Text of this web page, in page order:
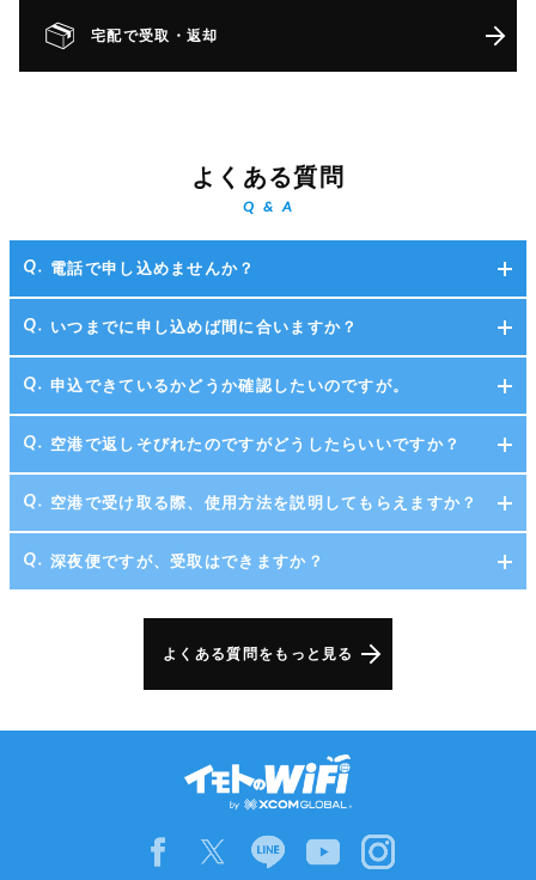
宅配で受取・返却
よくある質問
Q & A
電話で申し込めませんか？
いつまでに申し込めば間に合いますか？
申込できているかどうか確認したいのですが。
空港で返しそびれたのですがどうしたらいいですか？
空港で受け取る際、使用方法を説明してもらえますか？
深夜便ですが、受取はできますか？
よくある質問をもっと見る